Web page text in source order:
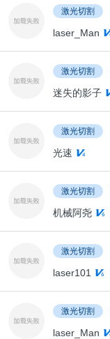
激光切割
laser_Man
激光切割
迷失的影子
激光切割
光速
激光切割
机械阿尧
激光切割
laser101
激光切割
laser_Man